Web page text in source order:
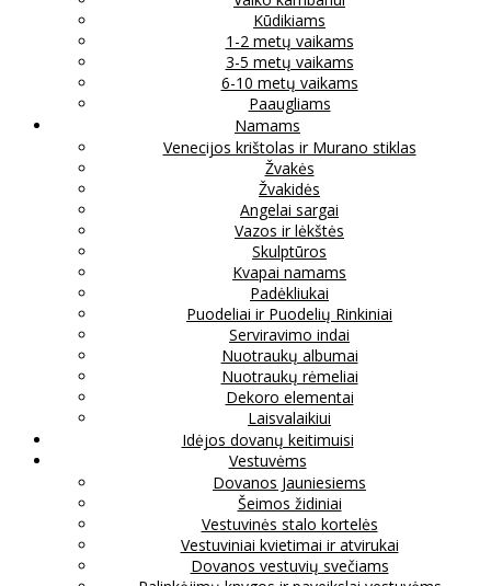
Kūdikiams
1-2 metų vaikams
3-5 metų vaikams
6-10 metų vaikams
Paaugliams
Namams
Venecijos krištolas ir Murano stiklas
Žvakės
Žvakidės
Angelai sargai
Vazos ir lėkštės
Skulptūros
Kvapai namams
Padėkliukai
Puodeliai ir Puodelių Rinkiniai
Serviravimo indai
Nuotraukų albumai
Nuotraukų rėmeliai
Dekoro elementai
Laisvalaikiui
Idėjos dovanų keitimuisi
Vestuvėms
Dovanos Jauniesiems
Šeimos židiniai
Vestuvinės stalo kortelės
Vestuviniai kvietimai ir atvirukai
Dovanos vestuvių svečiams